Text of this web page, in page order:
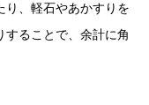
り、軽石やあかすりを
することで、余計に角